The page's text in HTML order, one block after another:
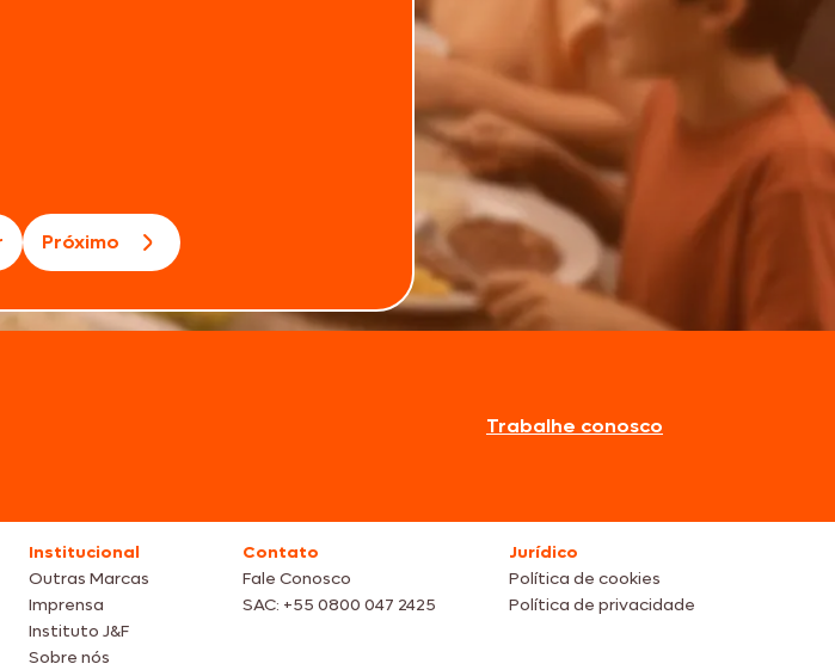
Próximo
Trabalhe conosco
Institucional
Outras Marcas
Imprensa
Instituto J&F
Sobre nós
Contato
Fale Conosco
SAC: +55 0800 047 2425
Jurídico
Política de cookies
Política de privacidade